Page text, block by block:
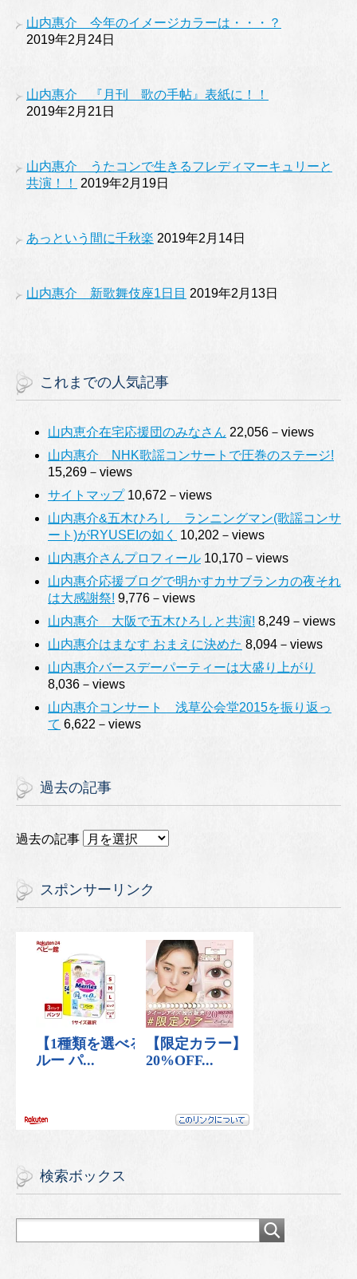
山内惠介 今年のイメージカラーは・・・？
2019年2月24日
山内惠介 『月刊 歌の手帖』表紙に！！
2019年2月21日
山内惠介 うたコンで生きるフレディマーキュリーと
共演！！
2019年2月19日
あっという間に千秋楽 2019年2月14日
山内惠介 新歌舞伎座1日目 2019年2月13日
これまでの人気記事
山内恵介在宅応援団のみなさん 22,056－views
山内惠介 NHK歌謡コンサートで圧巻のステージ!
15,269－views
サイトマップ10,672－views
山内惠介&五木ひろし ランニングマン(歌謡コンサ
ート)がRYUSEIの如く
10,202－views
山内惠介さんプロフィール 10,170－views
山内惠介応援ブログで明かすカサブランカの夜それ
は大感謝祭! 9,776－views
山内惠介 大阪で五木ひろしと共演! 8,249－views
山内惠介はまなす おまえに決めた 8,094－views
山内惠介バースデーパーティーは大盛り上がり
8,036－views
山内惠介コンサート 浅草公会堂2015を振り返っ
て 6,622－views
過去の記事
過去の記事
スポンサーリンク
検索ボックス